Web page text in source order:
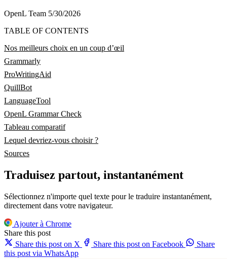
OpenL Team 5/30/2026
TABLE OF CONTENTS
Nos meilleurs choix en un coup d’œil
Grammarly
ProWritingAid
QuillBot
LanguageTool
OpenL Grammar Check
Tableau comparatif
Lequel devriez-vous choisir ?
Sources
Traduisez partout, instantanément
Sélectionnez n'importe quel texte pour le traduire instantanément,
directement dans votre navigateur.
Ajouter à Chrome
Share this post
Share this post on X
Share this post on Facebook
Share
this post via WhatsApp